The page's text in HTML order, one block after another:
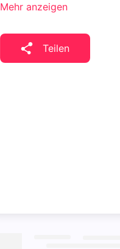
Mehr anzeigen
Teilen